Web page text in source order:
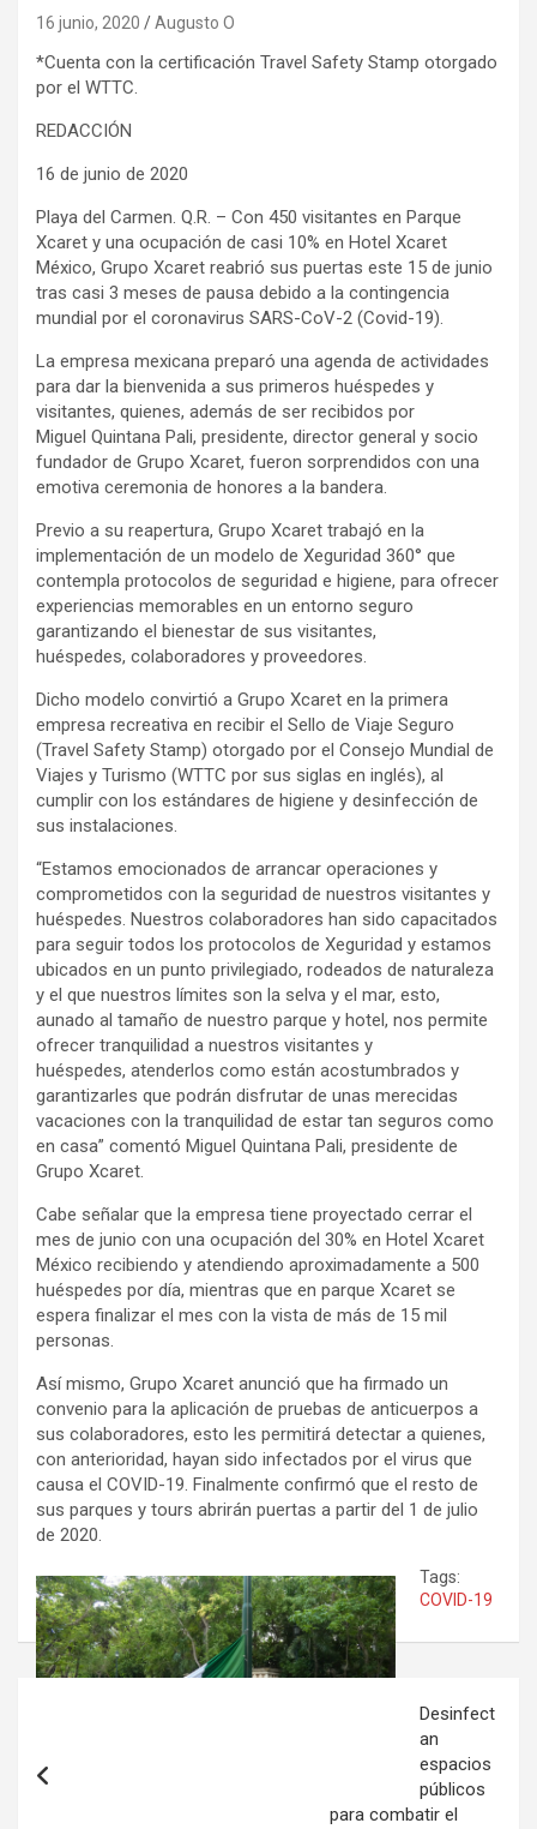
16 junio, 2020 Augusto O
*Cuenta con la certificación Travel Safety Stamp otorgado
por el WTTC.
REDACCIÓN
16 de junio de 2020
Playa del Carmen. Q.R. – Con 450 visitantes en Parque
Xcaret y una ocupación de casi 10% en Hotel Xcaret
México, Grupo Xcaret reabrió sus puertas este 15 de junio
tras casi 3 meses de pausa debido a la contingencia
mundial por el coronavirus SARS-CoV-2 (Covid-19).
La empresa mexicana preparó una agenda de actividades
para dar la bienvenida a sus primeros huéspedes y
visitantes, quienes, además de ser recibidos por
Miguel Quintana Pali, presidente, director general y socio
fundador de Grupo Xcaret, fueron sorprendidos con una
emotiva ceremonia de honores a la bandera.
Previo a su reapertura, Grupo Xcaret trabajó en la
implementación de un modelo de Xeguridad 360° que
contempla protocolos de seguridad e higiene, para ofrecer
experiencias memorables en un entorno seguro
garantizando el bienestar de sus visitantes,
huéspedes, colaboradores y proveedores.
Dicho modelo convirtió a Grupo Xcaret en la primera
empresa recreativa en recibir el Sello de Viaje Seguro
(Travel Safety Stamp) otorgado por el Consejo Mundial de
Viajes y Turismo (WTTC por sus siglas en inglés), al
cumplir con los estándares de higiene y desinfección de
sus instalaciones.
“Estamos emocionados de arrancar operaciones y
comprometidos con la seguridad de nuestros visitantes y
huéspedes. Nuestros colaboradores han sido capacitados
para seguir todos los protocolos de Xeguridad y estamos
ubicados en un punto privilegiado, rodeados de naturaleza
y el que nuestros límites son la selva y el mar, esto,
aunado al tamaño de nuestro parque y hotel, nos permite
ofrecer tranquilidad a nuestros visitantes y
huéspedes, atenderlos como están acostumbrados y
garantizarles que podrán disfrutar de unas merecidas
vacaciones con la tranquilidad de estar tan seguros como
en casa” comentó Miguel Quintana Pali, presidente de
Grupo Xcaret.
Cabe señalar que la empresa tiene proyectado cerrar el
mes de junio con una ocupación del 30% en Hotel Xcaret
México recibiendo y atendiendo aproximadamente a 500
huéspedes por día, mientras que en parque Xcaret se
espera finalizar el mes con la vista de más de 15 mil
personas.
Así mismo, Grupo Xcaret anunció que ha firmado un
convenio para la aplicación de pruebas de anticuerpos a
sus colaboradores, esto les permitirá detectar a quienes,
con anterioridad, hayan sido infectados por el virus que
causa el COVID-19. Finalmente confirmó que el resto de
sus parques y tours abrirán puertas a partir del 1 de julio
de 2020.
Tags:
COVID-19
entradas
Desinfect
an
espacios
públicos
para combatir el